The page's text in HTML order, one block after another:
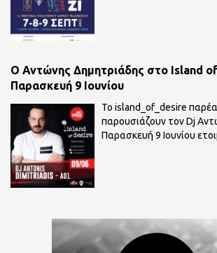
O Αντώνης Δημητριάδης στο Island
Παρασκευή 9 Ιουνίου
To island_of_desire
παρουσιάζουν τον Dj
Παρασκευή 9 Ιουνίου